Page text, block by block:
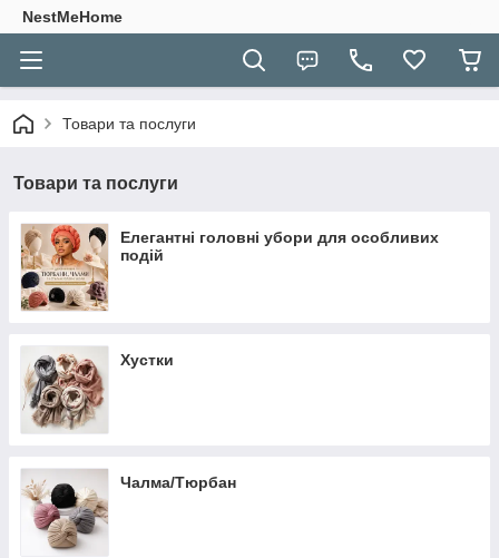
NestMeHome
Товари та послуги
Товари та послуги
Елегантні головні убори для особливих
подій
Хустки
Чалма/Тюрбан